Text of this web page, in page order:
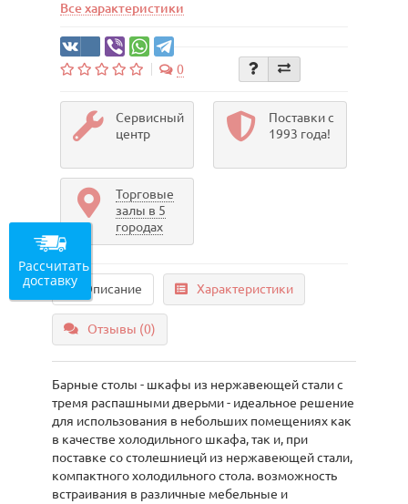
Все характеристики
0
Сервисный
центр
Поставки с
1993 года!
Торговые
залы в 5
городах
Описание Характеристики
Отзывы (0)
Барные столы - шкафы из нержавеющей стали с
тремя распашными дверьми - идеальное решение
для использования в небольших помещениях как
в качестве холодильного шкафа, так и, при
поставке со столешниецй из нержавеющей стали,
компактного холодильного стола. возможность
встраивания в различные мебельные и
Рассчитать
доставку